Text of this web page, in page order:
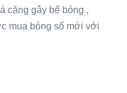
căng gây bể bóng ,
mua bóng số mới với